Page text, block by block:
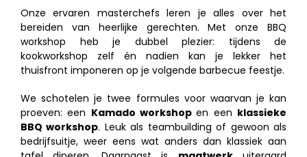
Onze ervaren masterchefs leren je alles over het
bereiden van heerlijke gerechten. Met onze BBQ
workshop heb je dubbel plezier: tijdens de
kookworkshop zelf én nadien kan je lekker het
thuisfront imponeren op je volgende barbecue feestje.
We schotelen je twee formules voor waarvan je kan
proeven: een Kamado workshopen een klassieke
BBQ workshop. Leuk als teambuilding of gewoon als
bedrijfsuitje, weer eens wat anders dan klassiek aan